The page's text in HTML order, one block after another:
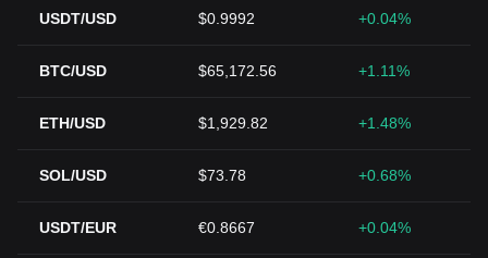
USDT/USD $0.9992 +0.04%
BTC/USD $65,172.56 +1.11%
ETH/USD $1,929.82 +1.48%
SOL/USD $73.78 +0.68%
USDT/EUR €0.8667 +0.04%